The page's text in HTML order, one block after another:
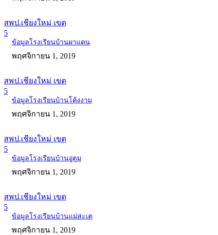
สพป.เชียงใหม่ เขต
5
ข้อมูลโรงเรียนบ้านผาแตน
พฤศจิกายน 1, 2019
สพป.เชียงใหม่ เขต
5
ข้อมูลโรงเรียนบ้านโค้งงาม
พฤศจิกายน 1, 2019
สพป.เชียงใหม่ เขต
5
ข้อมูลโรงเรียนบ้านอูตูม
พฤศจิกายน 1, 2019
สพป.เชียงใหม่ เขต
5
ข้อมูลโรงเรียนบ้านแม่สะเต
พฤศจิกายน 1, 2019